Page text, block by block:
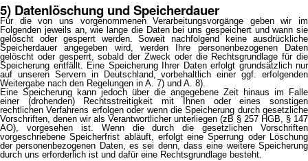
5) Datenlöschung und Speicherdauer
Für die von uns vorgenommenen Verarbeitungsvorgänge geben wir im
Folgenden jeweils an, wie lange die Daten bei uns gespeichert und wann sie
gelöscht oder gesperrt werden. Soweit nachfolgend keine ausdrückliche
Speicherdauer angegeben wird, werden Ihre personenbezogenen Daten
gelöscht oder gesperrt, sobald der Zweck oder die Rechtsgrundlage für die
Speicherung entfällt. Eine Speicherung Ihrer Daten erfolgt grundsätzlich nur
auf unseren Servern in Deutschland, vorbehaltlich einer ggf. erfolgenden
Weitergabe nach den Regelungen in A. 7) und A. 8).
Eine Speicherung kann jedoch über die angegebene Zeit hinaus im Falle
einer (drohenden) Rechtsstreitigkeit mit Ihnen oder eines sonstigen
rechtlichen Verfahrens erfolgen oder wenn die Speicherung durch gesetzliche
Vorschriften, denen wir als Verantwortlicher unterliegen (zB § 257 HGB, § 147
AO), vorgesehen ist. Wenn die durch die gesetzlichen Vorschriften
vorgeschriebene Speicherfrist abläuft, erfolgt eine Sperrung oder Löschung
der personenbezogenen Daten, es sei denn, dass eine weitere Speicherung
durch uns erforderlich ist und dafür eine Rechtsgrundlage besteht.